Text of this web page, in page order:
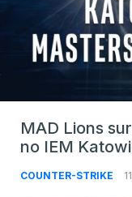
MAD Lions
no IEM
COUNTER-STRIKE